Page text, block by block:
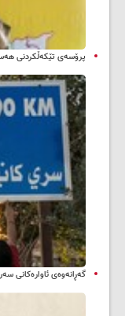
پرۆسەی تێکەڵکردنی
گەڕانەوەی ئاوارەکانی سەرێکانی بۆ